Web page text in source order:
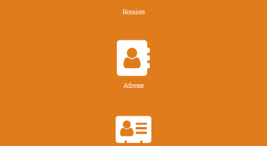
Horaires

Adresse
